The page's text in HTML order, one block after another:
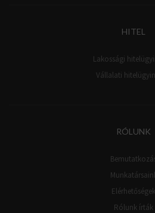
HITEL
Lakossági
Vállalati
RÓLUNK
Elérhetőségek
Rólunk írták